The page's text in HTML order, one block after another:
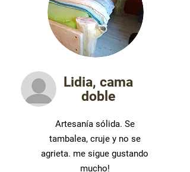
Lidia, cama
doble
Artesanía sólida. Se
tambalea, cruje y no se
agrieta. me sigue gustando
mucho!